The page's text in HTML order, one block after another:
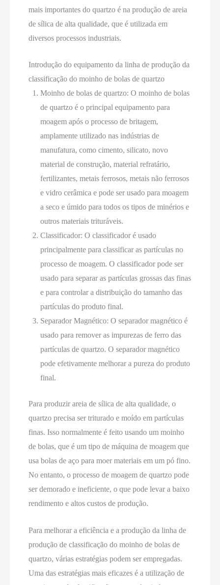
mais importantes do quartzo é na produção de areia
de sílica de alta qualidade, que é utilizada em
diversos processos industriais.
Introdução do equipamento da linha de produção da
classificação do moinho de bolas de quartzo
Moinho de bolas de quartzo: O moinho de bolas
de quartzo é o principal equipamento para
moagem após o processo de britagem,
amplamente utilizado nas indústrias de
manufatura, como cimento, silicato, novo
material de construção, material refratário,
fertilizantes, metais ferrosos, metais não ferrosos
e vidro cerâmica e pode ser usado para moagem
a seco e úmido para todos os tipos de minérios e
outros materiais trituráveis.
Classificador: O classificador é usado
principalmente para classificar as partículas no
processo de moagem. O classificador pode ser
usado para separar as partículas grossas das finas
e para controlar a distribuição do tamanho das
partículas do produto final.
Separador Magnético: O separador magnético é
usado para remover as impurezas de ferro das
partículas de quartzo. O separador magnético
pode efetivamente melhorar a pureza do produto
final.
Para produzir areia de sílica de alta qualidade, o
quartzo precisa ser triturado e moído em partículas
finas. Isso normalmente é feito usando um moinho
de bolas, que é um tipo de máquina de moagem que
usa bolas de aço para moer materiais em um pó fino.
No entanto, o processo de moagem de quartzo pode
ser demorado e ineficiente, o que pode levar a baixo
rendimento e altos custos de produção.
Para melhorar a eficiência e a produção da linha de
produção de classificação do moinho de bolas de
quartzo, várias estratégias podem ser empregadas.
Uma das estratégias mais eficazes é a utilização de